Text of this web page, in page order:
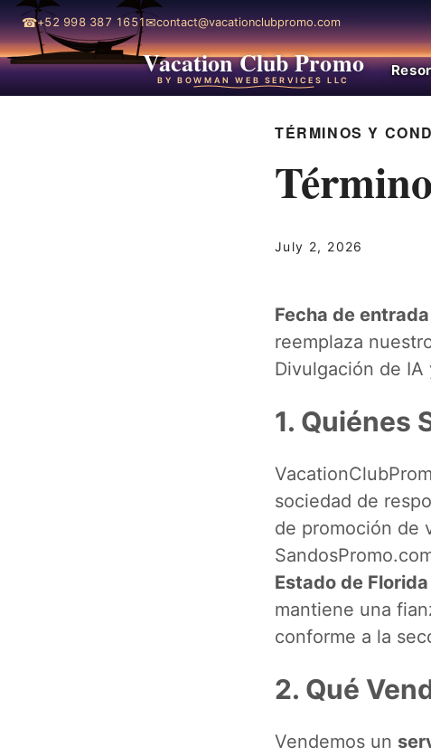
☎+52 998 387 1651✉contact@vacationclubpromo.com
Vacation Club Promo
BY BOWMAN WEB SERVICES LLC
TÉRMINOS Y
July 2, 2026
Fecha de
reemplaza
Divulgación de
1. Quiénes
sociedad de
de promoción de
Estado de
mantiene una
conforme a la
2. Qué
Vendemos un